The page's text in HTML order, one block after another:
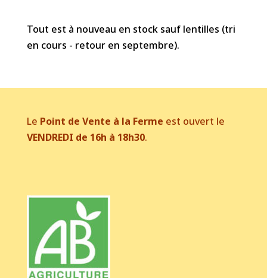
Tout est à nouveau en stock sauf lentilles (tri
en cours - retour en septembre).
Le Point de Vente à la Ferme est ouvert le
VENDREDI de 16h à 18h30.